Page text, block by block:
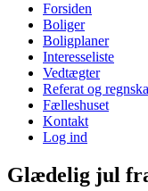
Forsiden
Boliger
Boligplaner
Interesseliste
Vedtægter
Referat og
Fælleshuset
Kontakt
Log ind
Glædelig jul